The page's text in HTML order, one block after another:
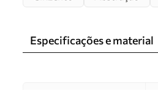
Especificações e material